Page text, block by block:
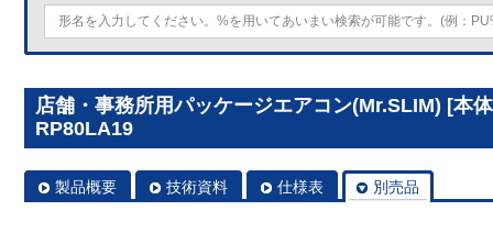
店舗・事務所用パッケージエアコン(Mr.SLIM) [本
RP80LA19
製品概要 技術資料 仕様表 別売品